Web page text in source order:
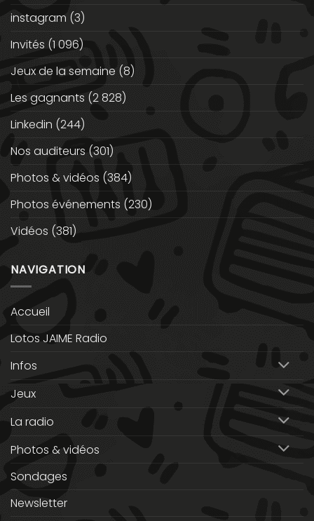
instagram (3)
Invités (1 096)
Jeux de la semaine (8)
Les gagnants (2 828)
Linkedin (244)
Nos auditeurs (301)
Photos & vidéos (384)
Photos événements (230)
Vidéos (381)
NAVIGATION
Accueil
Lotos JAIME Radio
Infos
Jeux
La radio
Photos & vidéos
Sondages
Newsletter